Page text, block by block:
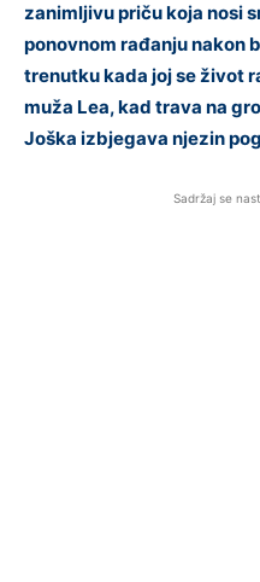
zanimljivu priču koja nosi
ponovnom rađanju nakon
trenutku kada joj se život
muža Lea, kad trava na
Joška izbjegava njezin
Sadržaj se